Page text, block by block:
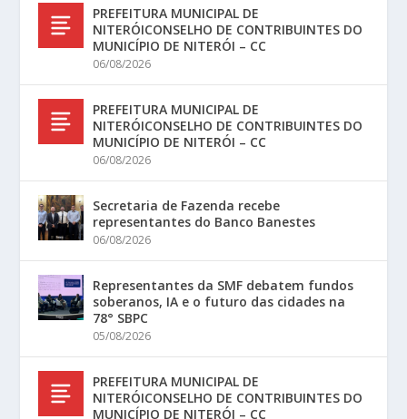
PREFEITURA MUNICIPAL DE
NITERÓICONSELHO DE CONTRIBUINTES DO
MUNICÍPIO DE NITERÓI – CC
06/08/2026
PREFEITURA MUNICIPAL DE
NITERÓICONSELHO DE CONTRIBUINTES DO
MUNICÍPIO DE NITERÓI – CC
06/08/2026
Secretaria de Fazenda recebe
representantes do Banco Banestes
06/08/2026
Representantes da SMF debatem fundos
soberanos, IA e o futuro das cidades na
78° SBPC
05/08/2026
PREFEITURA MUNICIPAL DE
NITERÓICONSELHO DE CONTRIBUINTES DO
MUNICÍPIO DE NITERÓI – CC